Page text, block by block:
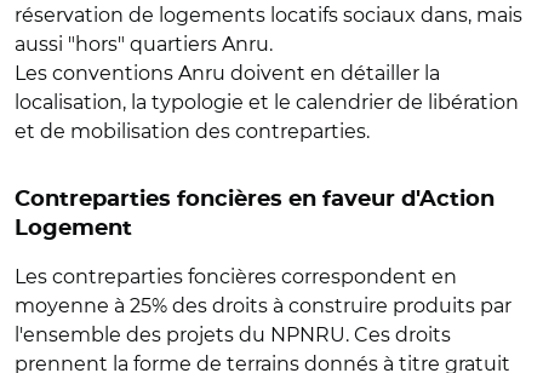
réservation de logements locatifs sociaux dans, mais
aussi "hors" quartiers Anru.
Les conventions Anru doivent en détailler la
localisation, la typologie et le calendrier de libération
et de mobilisation des contreparties.
Contreparties foncières en faveur d'Action
Logement
Les contreparties foncières correspondent en
moyenne à 25% des droits à construire produits par
l'ensemble des projets du NPNRU. Ces droits
prennent la forme de terrains donnés à titre gratuit